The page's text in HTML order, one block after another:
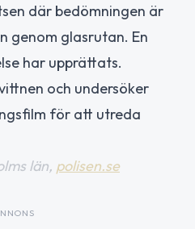
där bedömningen är
genom glasrutan. En
har upprättats.
och undersöker
för att utreda
län, polisen.se